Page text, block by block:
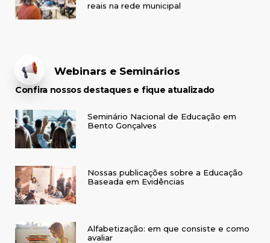
reais na rede municipal
Webinars e Seminários
Confira nossos destaques e fique atualizado
Seminário Nacional de Educação em
Bento Gonçalves
Nossas publicações sobre a Educação
Baseada em Evidências
Alfabetização: em que consiste e como
avaliar